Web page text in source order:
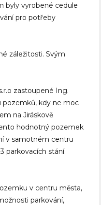
byly vyrobené cedule
pro potřeby
záležitosti. Svým
zastoupené Ing.
pozemků, kdy ne moc
na Jiráskově
hodnotný pozemek
v samotném centru
parkovacích stání.
v centru města,
parkování,